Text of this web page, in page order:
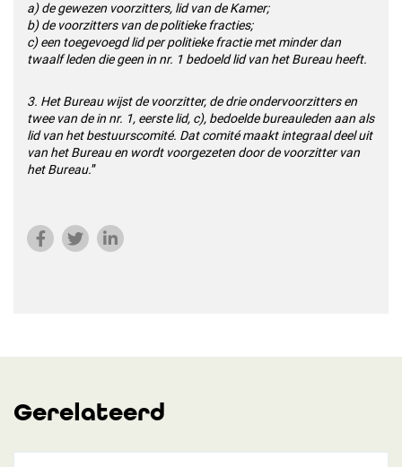
a) de gewezen voorzitters, lid van de Kamer;
b) de voorzitters van de politieke fracties;
c) een toegevoegd lid per politieke fractie met minder dan
twaalf leden die geen in nr. 1 bedoeld lid van het Bureau heeft.
3. Het Bureau wijst de voorzitter, de drie ondervoorzitters en
twee van de in nr. 1, eerste lid, c), bedoelde bureauleden aan als
lid van het bestuurscomité. Dat comité maakt integraal deel uit
van het Bureau en wordt voorgezeten door de voorzitter van
het Bureau.”
Gerelateerd